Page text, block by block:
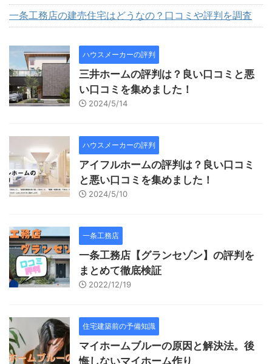
一条工務店の建売住宅はどうなの？口コミや評判を調査
ハウスメーカーの評判
三井ホームの評判は？良い口コミと悪
い口コミを集めました！
2024/5/14
ハウスメーカーの評判
アイフルホームの評判は？良い口コミ
と悪い口コミを集めました！
2024/5/10
一条工務店
一条工務店【グランセゾン】の評判を
まとめて徹底検証
2022/12/19
住宅建築前の予備知識
マイホームブルーの原因と解決法。後
悔しないマイホーム作り